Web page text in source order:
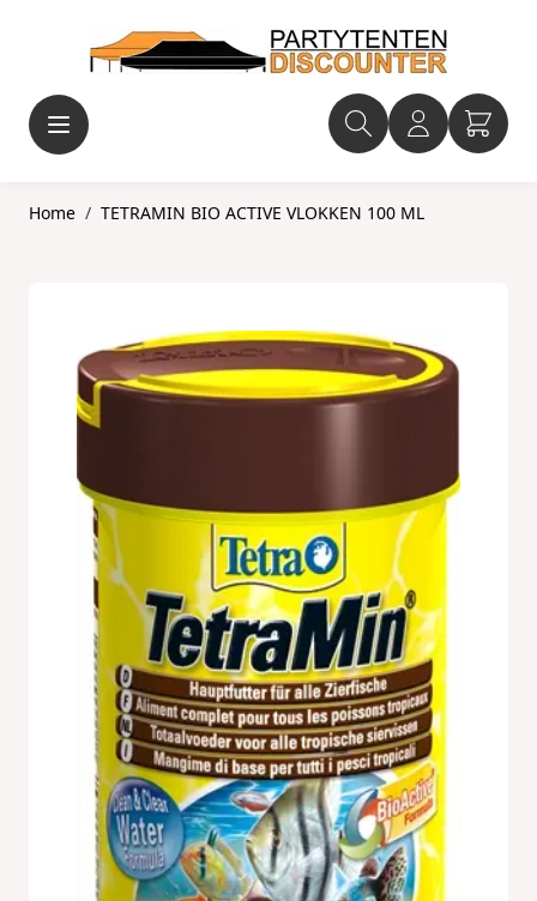
Home / TETRAMIN BIO ACTIVE VLOKKEN 100 ML